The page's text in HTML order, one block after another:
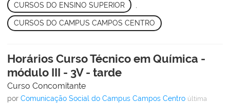
CURSOS DO ENSINO SUPERIOR
CURSOS DO CAMPUS CAMPOS CENTRO
Horários Curso Técnico em Química -
módulo III - 3V - tarde
Curso Concomitante
por Comunicação Social do Campus Campos Centro última